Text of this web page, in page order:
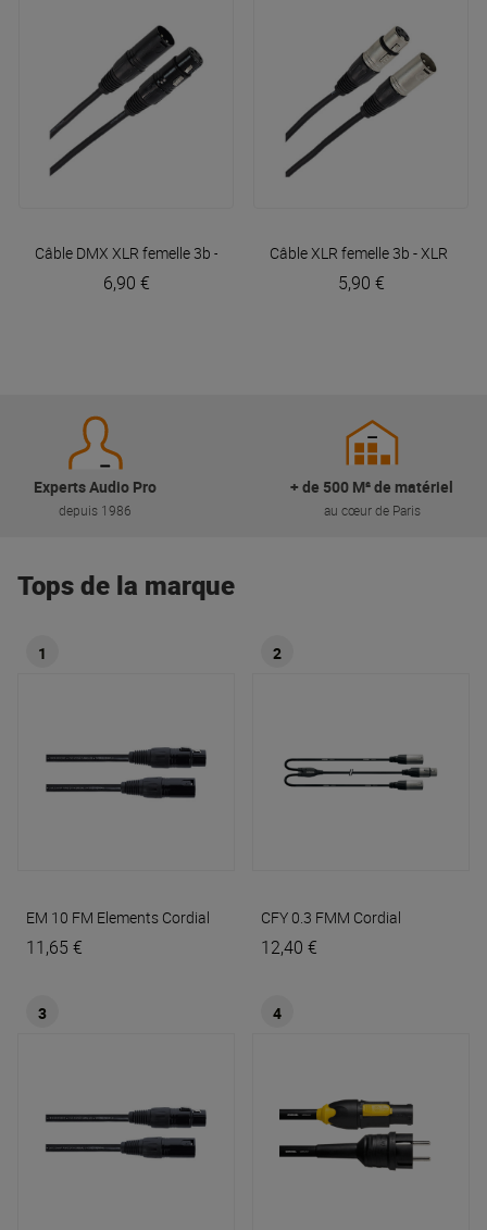
Câble DMX XLR femelle 3b - XLR mâle 3b 3m EasyPlugger
6,90 €
Câble XLR femelle 3b - XLR
5,90 €
Experts Audio Pro
depuis 1986
+ de 500 M² de matériel
au cœur de Paris
Tops de la marque
1
EM 10 FM Elements Cordial
11,65 €
2
CFY 0.3 FMM Cordial
12,40 €
3 4